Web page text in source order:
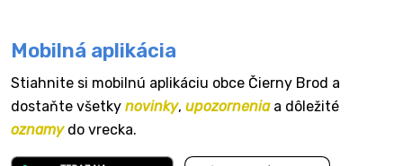
Mobilná aplikácia
Stiahnite si mobilnú aplikáciu obce Čierny Brod a
dostaňte všetky novinky, upozorneniaa dôležité
oznamydo vrecka.